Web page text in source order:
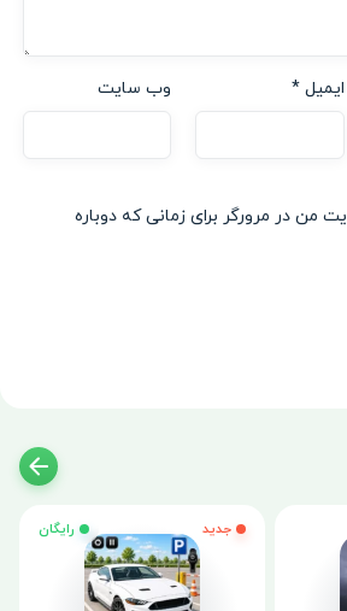
ایمیل* وب‌ سایت
من در مرورگر برای زمانی که دوباره
جدید رایگان